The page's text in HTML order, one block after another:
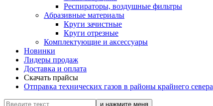
Респираторы, воздушные фильтры
Абразивные материалы
Круги зачистные
Круги отрезные
Комплектующие и аксессуары
Новинки
Лидеры продаж
Доставка и оплата
Скачать прайсы
Отправка технических газов в районы крайнего севера